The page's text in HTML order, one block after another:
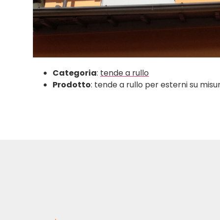
Categoria: tende a rullo
Prodotto: tende a rullo per esterni su